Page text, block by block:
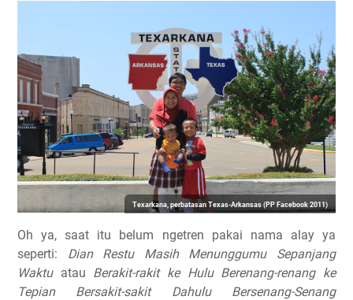
Texarkana, perbatasan Texas-Arkansas (PP Facebook 2011)
Oh ya, saat itu belum ngetren pakai nama alay ya
seperti: Dian Restu Masih Menunggumu Sepanjang
Waktu atau Berakit-rakit ke Hulu Berenang-renang ke
Tepian Bersakit-sakit Dahulu Bersenang-Senang